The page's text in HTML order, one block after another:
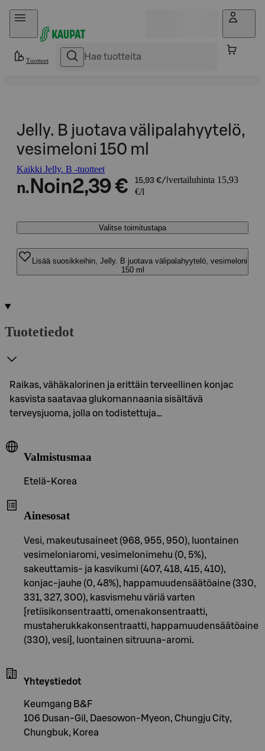
Hyppää sisältöön
Tuotteet
Jelly. B juotava välipalahyytelö,
vesimeloni 150 ml
Kaikki Jelly. B -tuotteet
n. Noin2,39 € 15,93 €/l vertailuhinta 15,93
€/l
Valitse toimitustapa
Lisää suosikkeihin, Jelly. B juotava välipalahyytelö, vesimeloni
150 ml
Tuotetiedot
Raikas, vähäkalorinen ja erittäin terveellinen konjac
kasvista saatavaa glukomannaania sisältävä
terveysjuoma, jolla on todistettuja…
Valmistusmaa
Etelä-Korea
Ainesosat
Vesi, makeutusaineet (968, 955, 950), luontainen
vesimeloniaromi, vesimelonimehu (0, 5%),
sakeuttamis- ja kasvikumi (407, 418, 415, 410),
konjac-jauhe (0, 48%), happamuudensäätöaine (330,
331, 327, 300), kasvismehu väriä varten
{retiisikonsentraatti, omenakonsentraatti,
mustaherukkakonsentraatti, happamuudensäätöaine
(330), vesi}, luontainen sitruuna-aromi.
Yhteystiedot
Keumgang B&F
106 Dusan-Gil, Daesowon-Myeon, Chungju City,
Chungbuk, Korea